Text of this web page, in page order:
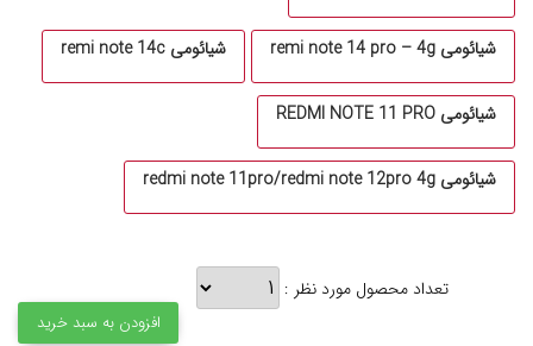
شیائومی remi note 14 pro – 4g شیائومی remi note 14c
شیائومی REDMI NOTE 11 PRO
شیائومی redmi note 11pro/redmi note 12pro 4g
تعداد محصول مورد نظر :
افزودن به سبد خرید